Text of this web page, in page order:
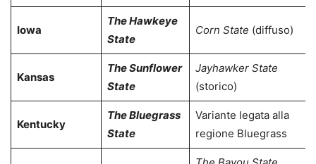
Iowa
The Hawkeye
State
Corn State (diffuso)
Kansas
The Sunflower
State
Jayhawker State
(storico)
Kentucky
The Bluegrass
State
Variante legata alla
regione Bluegrass